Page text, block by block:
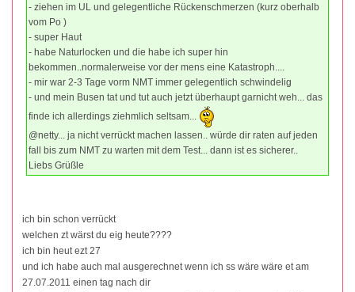
- ziehen im UL und gelegentliche Rückenschmerzen (kurz oberhalb
vom Po )
- super Haut
- habe Naturlocken und die habe ich super hin
bekommen..normalerweise vor der mens eine Katastroph....
- mir war 2-3 Tage vorm NMT immer gelegentlich schwindelig
- und mein Busen tat und tut auch jetzt überhaupt garnicht weh... das
finde ich allerdings ziehmlich seltsam...
@netty... ja nicht verrückt machen lassen.. würde dir raten auf jeden
fall bis zum NMT zu warten mit dem Test... dann ist es sicherer..
Liebs Grüßle
ich bin schon verrückt
welchen zt wärst du eig heute????
ich bin heut ezt 27
und ich habe auch mal ausgerechnet wenn ich ss wäre wäre et am
27.07.2011 einen tag nach dir